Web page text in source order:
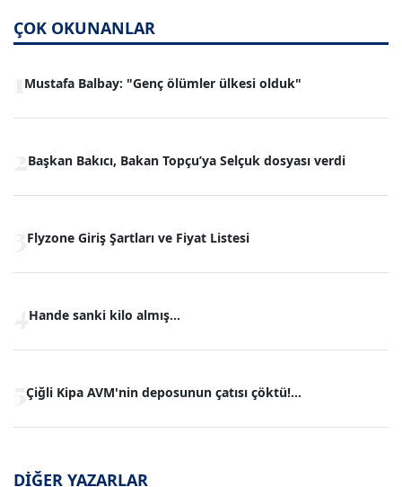
ÇOK OKUNANLAR
Mustafa Balbay: "Genç ölümler ülkesi olduk"
Başkan Bakıcı, Bakan Topçu’ya Selçuk dosyası verdi
Flyzone Giriş Şartları ve Fiyat Listesi
Hande sanki kilo almış...
Çiğli Kipa AVM'nin deposunun çatısı çöktü!...
DİĞER YAZARLAR
ERDOGAN ARIPINAR
Prof. Dr. YAVUZ TAŞKIRAN
MERT ERBOY
YILMAZ DURMAZ
CAN BARHAN